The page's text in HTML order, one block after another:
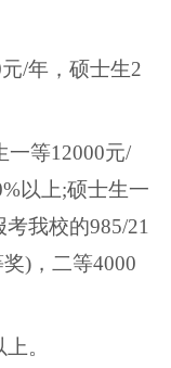
/年，硕士生2
等12000元/
以上;硕士生一
我校的985/21
)，二等4000
。